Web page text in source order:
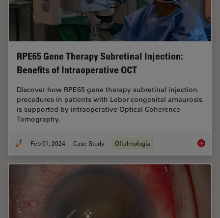
RPE65 Gene Therapy Subretinal Injection:
Benefits of Intraoperative OCT
Discover how RPE65 gene therapy subretinal injection
procedures in patients with Leber congenital amaurosis
is supported by intraoperative Optical Coherence
Tomography.
Feb 01, 2024 Case Study Oftalmología RPE65